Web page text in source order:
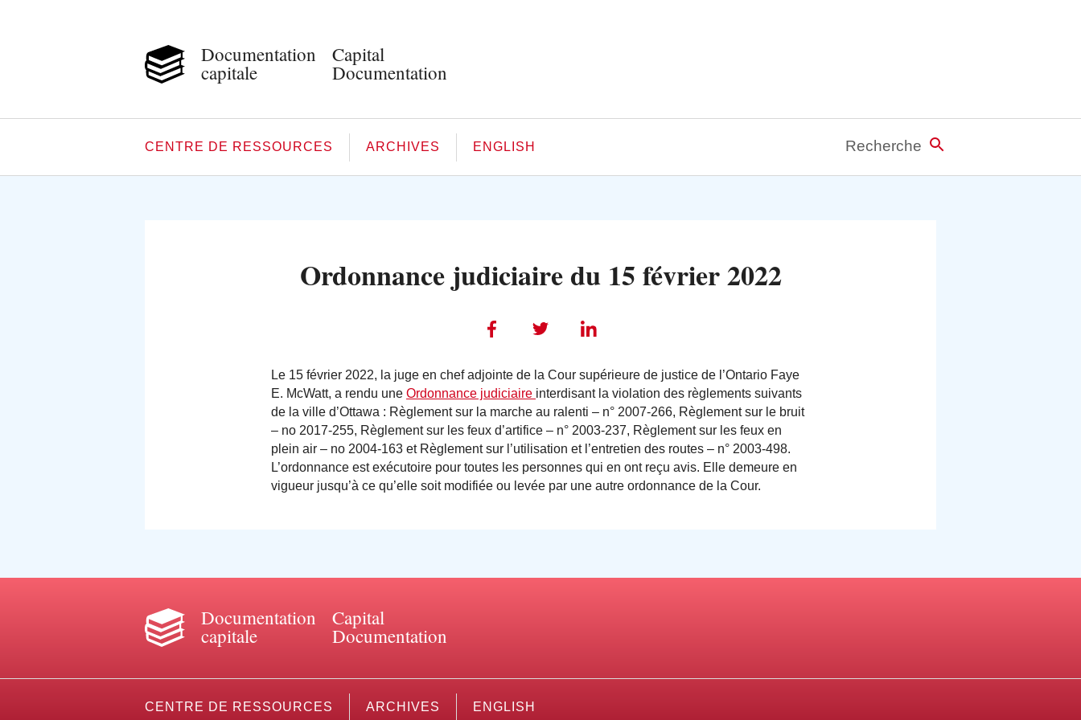
Documentation
capitale
Capital
Documentation
CENTRE DE RESSOURCES ARCHIVES ENGLISH Recherche
Ordonnance judiciaire du 15 février 2022
Le 15 février 2022, la juge en chef adjointe de la Cour supérieure de justice de l’Ontario Faye
E. McWatt, a rendu une Ordonnance judiciaire interdisant la violation des règlements suivants
de la ville d’Ottawa : Règlement sur la marche au ralenti – n° 2007-266, Règlement sur le bruit
– no 2017‑255, Règlement sur les feux d’artifice – n° 2003-237, Règlement sur les feux en
plein air – no 2004-163 et Règlement sur l’utilisation et l’entretien des routes – n° 2003-498.
L’ordonnance est exécutoire pour toutes les personnes qui en ont reçu avis. Elle demeure en
vigueur jusqu’à ce qu’elle soit modifiée ou levée par une autre ordonnance de la Cour.
Documentation
capitale
Capital
Documentation
CENTRE DE RESSOURCES ARCHIVES ENGLISH